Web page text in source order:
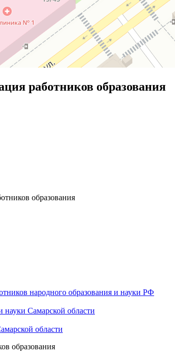
работников образования
образования
народного образования и науки РФ
науки Самарской области
области
образования